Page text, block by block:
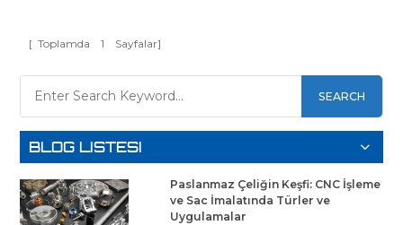
[ Toplamda 1 Sayfalar]
SEARCH
BLOG LISTESI
Paslanmaz Çeliğin Keşfi: CNC İşleme
ve Sac İmalatında Türler ve
Uygulamalar